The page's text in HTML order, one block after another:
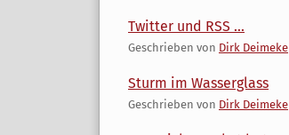
Twitter und RSS ...
Geschrieben von Dirk Deimeke
Sturm im Wasserglass
Geschrieben von Dirk Deimeke